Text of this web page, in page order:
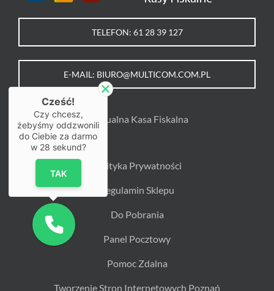
TELEFON: 61 28 39 127
E-MAIL: BIURO@MULTICOM.COM.PL
Wirtualna Kasa Fiskalna
Polityka Prywatności
Regulamin Sklepu
Do Pobrania
Panel Pocztowy
Pomoc Zdalna
Tworzenie Stron Internetowych Poznań
Cześć!
Czy chcesz,
żebyśmy oddzwonili
do Ciebie za darmo
w 28 sekund?
TAK